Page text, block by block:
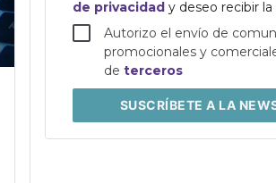
de privacidady deseo recibir
Autorizo el envío de
promocionales y
deterceros
SUSCRÍBETEA LA